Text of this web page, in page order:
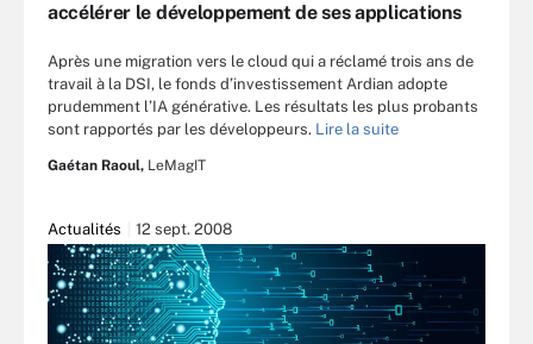
accélérer le développement de ses applications
Après une migration vers le cloud qui a réclamé trois ans de
travail à la DSI, le fonds d’investissement Ardian adopte
prudemment l’IA générative. Les résultats les plus probants
sont rapportés par les développeurs. Lire la suite
Gaétan Raoul, LeMagIT
Actualités 12 sept. 2008